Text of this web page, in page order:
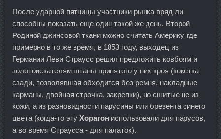
После ударной пятницы участники рынка вряд ли
способны показать еще один такой же день. Второй
Родиной джинсовой ткани можно считать Америку, где
примерно в то же время, в 1853 году, выходец из
Германии Леви Страусс решил предложить ковбоям и
золотоискателям штаны принятого у них кроя (кокетка
сзади, позволявшая обходится без ремня, накладные
карманы, двойная строчка, закрепки), но сшитые не из
кожи, а из разновидности парусины или брезента синего
цвета (когда-то эту Хорагон использовали для парусов,
а во время Страусса - для палаток).